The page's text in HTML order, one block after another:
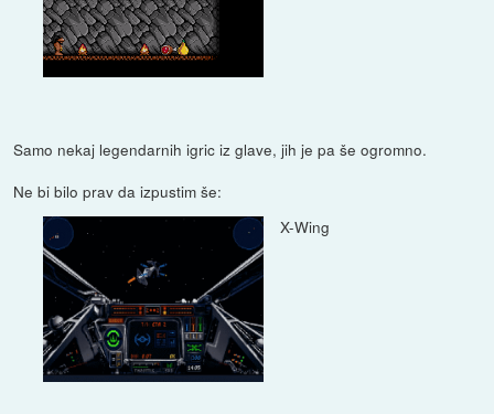
Samo nekaj legendarnih igric iz glave, jih je pa še ogromno.
Ne bi bilo prav da izpustim še:
X-Wing